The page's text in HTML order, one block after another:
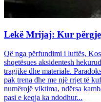
Lekë Mrijaj: Kur
Që nga përfundimi i luftës,
shqetësues aksidentesh
tragjike dhe materiale.
pak trena dhe me një rrjet të
numërojë viktima, ndërsa
pasi e keqja ka ndodhur...